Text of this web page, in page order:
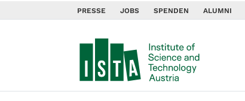
PRESSE JOBS SPENDEN ALUMNI